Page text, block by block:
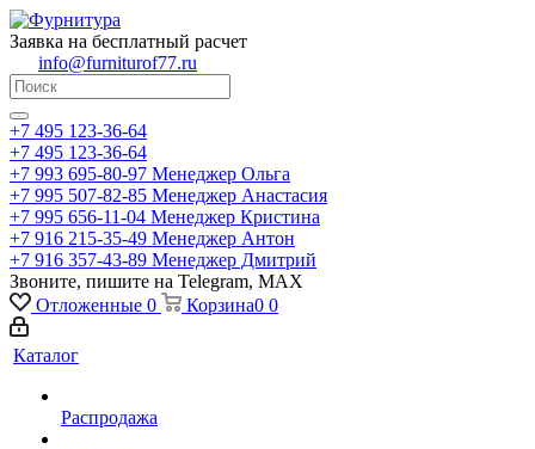
Заявка на бесплатный расчет
info@furniturof77.ru
+7 495 123-36-64
+7 495 123-36-64
+7 993 695-80-97 Менеджер Ольга
+7 995 507-82-85 Менеджер Анастасия
+7 995 656-11-04 Менеджер Кристина
+7 916 215-35-49 Менеджер Антон
+7 916 357-43-89 Менеджер Дмитрий
Звоните, пишите на Telegram, MAX
Отложенные 0 Корзина0 0
Каталог
Распродажа